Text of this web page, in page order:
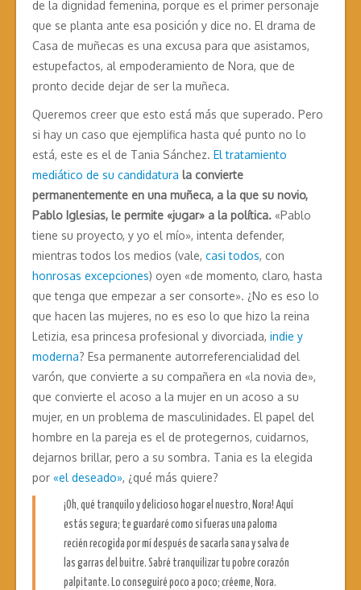
de la dignidad femenina, porque es el primer personaje
que se planta ante esa posición y dice no. El drama de
Casa de muñecas es una excusa para que asistamos,
estupefactos, al empoderamiento de Nora, que de
pronto decide dejar de ser la muñeca.
Queremos creer que esto está más que superado. Pero
si hay un caso que ejemplifica hasta qué punto no lo
está, este es el de Tania Sánchez. El tratamiento
mediático de su candidatura la convierte
permanentemente en una muñeca, a la que su novio,
Pablo Iglesias, le permite «jugar» a la política. «Pablo
tiene su proyecto, y yo el mío», intenta defender,
mientras todos los medios (vale, casi todos, con
honrosas excepciones) oyen «de momento, claro, hasta
que tenga que empezar a ser consorte». ¿No es eso lo
que hacen las mujeres, no es eso lo que hizo la reina
Letizia, esa princesa profesional y divorciada, indie y
moderna? Esa permanente autorreferencialidad del
varón, que convierte a su compañera en «la novia de»,
que convierte el acoso a la mujer en un acoso a su
mujer, en un problema de masculinidades. El papel del
hombre en la pareja es el de protegernos, cuidarnos,
dejarnos brillar, pero a su sombra. Tania es la elegida
por «el deseado», ¿qué más quiere?
¡Oh, qué tranquilo y delicioso hogar el nuestro, Nora! Aquí
estás segura; te guardaré como si fueras una paloma
recién recogida por mí después de sacarla sana y salva de
las garras del buitre. Sabré tranquilizar tu pobre corazón
palpitante. Lo conseguiré poco a poco; créeme, Nora.